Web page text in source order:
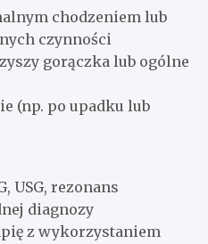
chodzeniem lub
czynności
gorączka lub ogólne
(np. po upadku lub
USG, rezonans
diagnozy
z wykorzystaniem